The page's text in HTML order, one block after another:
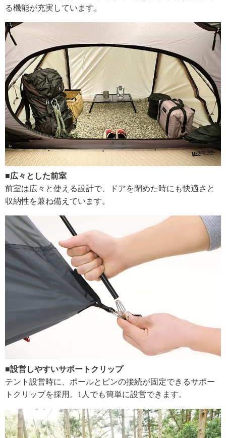
る機能が充実しています。
■広々とした前室
前室は広々と使える設計で、ドアを閉めた時にも快適さと
収納性を兼ね備えています。
■設営しやすいサポートクリップ
テント設営時に、ポールとピンの接続が固定できるサポー
トクリップを採用。1人でも簡単に設営できます。